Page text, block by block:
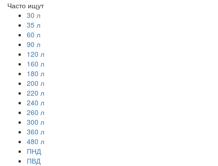
Часто ищут
30 л
35 л
60 л
90 л
120 л
160 л
180 л
200 л
220 л
240 л
260 л
300 л
360 л
480 л
ПНД
ПВД